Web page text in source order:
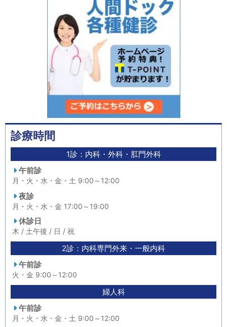
診療時間
1診：内科・外科・肛門外科
午前診
月・火・水・金・土 9:00～12:00
夜診
月・火・水・金 17:00～19:00
休診日
木 / 土午後 / 日 / 祝
2診：内科専門外来・一般内科
午前診
火・金 9:00～12:00
婦人科
午前診
月・火・水・金・土 9:00～12:00